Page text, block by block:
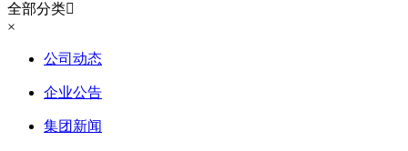
全部分类
×
公司动态
企业公告
集团新闻